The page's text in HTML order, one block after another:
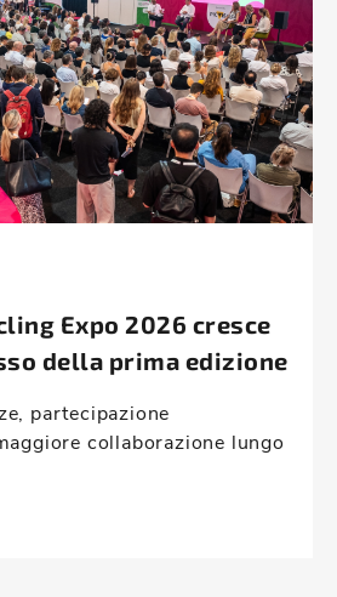
Expo 2026 cresce
della prima edizione
partecipazione
collaborazione lungo